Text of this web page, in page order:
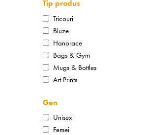
Tip produs
Tricouri
Bluze
Hanorace
Bags & Gym
Mugs & Bottles
Art Prints
Gen
Unisex
Femei